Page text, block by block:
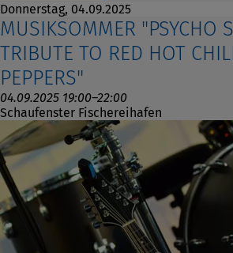
Donnerstag, 04.09.2025
MUSIKSOMMER "PSYCHO
TRIBUTE TO RED HOT
PEPPERS"
04.09.2025 19:00–22:00
Schaufenster Fischereihafen